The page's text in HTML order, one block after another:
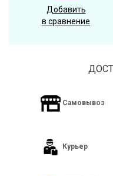
Добавить
в сравнение
Самовывоз
Курьер